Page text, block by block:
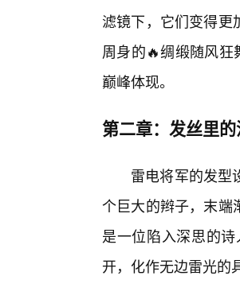
滤镜下，它们变得更
周身的🔥绸缎随风狂
巅峰体现。
第二章：发丝里
雷电将军的发型
个巨大的辫子，末端
是一位陷入深思的
开，化作无边雷光的